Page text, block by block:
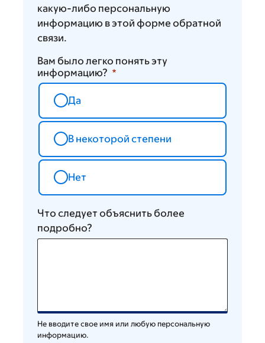
какую-либо персональную
информацию в этой форме обратной
связи.
Вам было легко понять эту
информацию?
Да
В некоторой степени
Нет
Что следует объяснить более
подробно?
Не вводите свое имя или любую персональную
информацию.